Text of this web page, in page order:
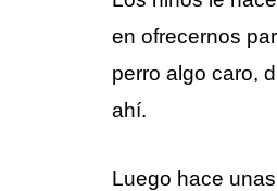
en ofrecernos
perro algo caro,
ahí.
Luego hace